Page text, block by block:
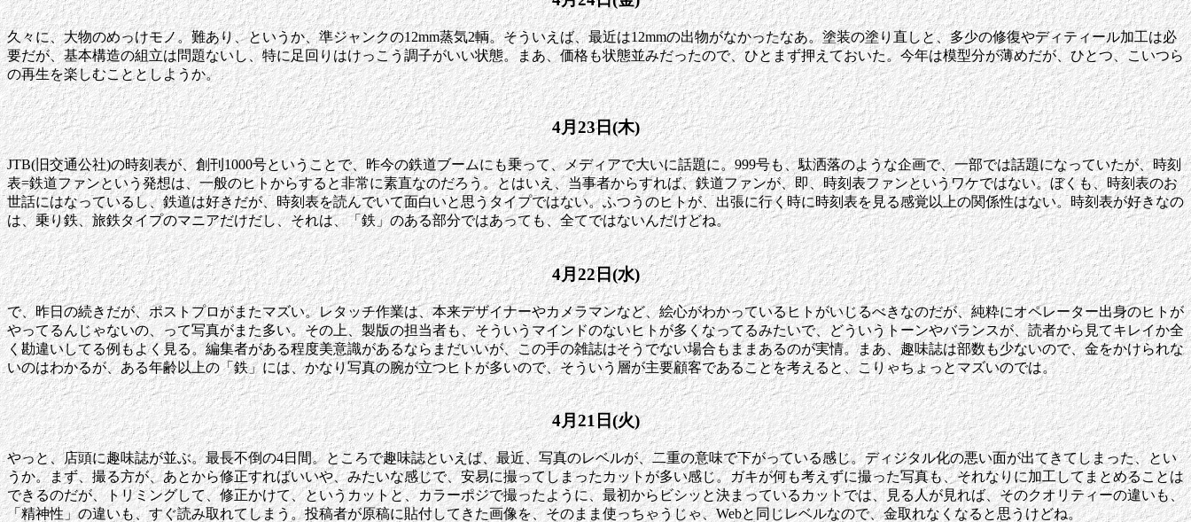
久々に、大物のめっけモノ。難あり、というか、準ジャンクの12mm蒸気2輌。そういえば、最近は12mmの出物がなかったなあ。塗装の塗り直しと、多少の修復やディティール加工は必
要だが、基本構造の組立は問題ないし、特に足回りはけっこう調子がいい状態。まあ、価格も状態並みだったので、ひとまず押えておいた。今年は模型分が薄めだが、ひとつ、こいつら
の再生を楽しむこととしようか。
4月23日(木)
JTB(旧交通公社)の時刻表が、創刊1000号ということで、昨今の鉄道ブームにも乗って、メディアで大いに話題に。999号も、駄洒落のような企画で、一部では話題になっていたが、時刻
表=鉄道ファンという発想は、一般のヒトからすると非常に素直なのだろう。とはいえ、当事者からすれば、鉄道ファンが、即、時刻表ファンというワケではない。ぼくも、時刻表のお
世話にはなっているし、鉄道は好きだが、時刻表を読んでいて面白いと思うタイプではない。ふつうのヒトが、出張に行く時に時刻表を見る感覚以上の関係性はない。時刻表が好きなの
は、乗り鉄、旅鉄タイプのマニアだけだし、それは、「鉄」のある部分ではあっても、全てではないんだけどね。
4月22日(水)
で、昨日の続きだが、ポストプロがまたマズい。レタッチ作業は、本来デザイナーやカメラマンなど、絵心がわかっているヒトがいじるべきなのだが、純粋にオペレーター出身のヒトが
やってるんじゃないの、って写真がまた多い。その上、製版の担当者も、そういうマインドのないヒトが多くなってるみたいで、どういうトーンやバランスが、読者から見てキレイか全
く勘違いしてる例もよく見る。編集者がある程度美意識があるならまだいいが、この手の雑誌はそうでない場合もままあるのが実情。まあ、趣味誌は部数も少ないので、金をかけられな
いのはわかるが、ある年齢以上の「鉄」には、かなり写真の腕が立つヒトが多いので、そういう層が主要顧客であることを考えると、こりゃちょっとマズいのでは。
4月21日(火)
やっと、店頭に趣味誌が並ぶ。最長不倒の4日間。ところで趣味誌といえば、最近、写真のレベルが、二重の意味で下がっている感じ。ディジタル化の悪い面が出てきてしまった、とい
うか。まず、撮る方が、あとから修正すればいいや、みたいな感じで、安易に撮ってしまったカットが多い感じ。ガキが何も考えずに撮った写真も、それなりに加工してまとめることは
できるのだが、トリミングして、修正かけて、というカットと、カラーポジで撮ったように、最初からビシッと決まっているカットでは、見る人が見れば、そのクオリティーの違いも、
「精神性」の違いも、すぐ読み取れてしまう。投稿者が原稿に貼付してきた画像を、そのまま使っちゃうじゃ、Webと同じレベルなので、金取れなくなると思うけどね。